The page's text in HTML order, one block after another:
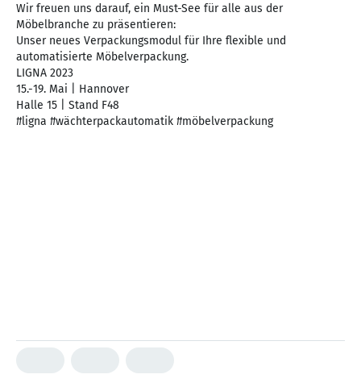
Wir freuen uns darauf, ein Must-See für alle aus der
Möbelbranche zu präsentieren:
Unser neues Verpackungsmodul für Ihre flexible und
automatisierte Möbelverpackung.
LIGNA 2023
15.-19. Mai | Hannover
Halle 15 | Stand F48
#ligna #wächterpackautomatik #möbelverpackung